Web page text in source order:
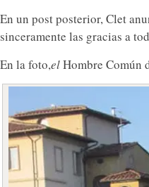
En un post posterior, Clet
sinceramente las gracias a
En la foto,elHombre Común